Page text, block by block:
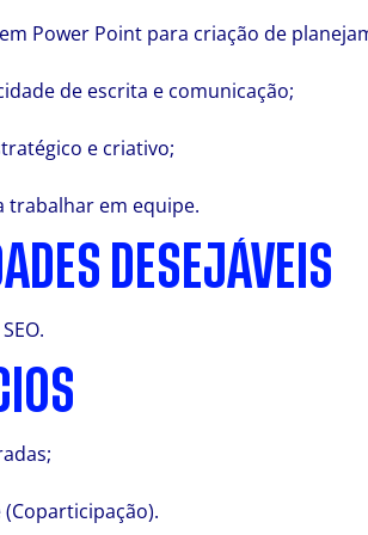
Power Point para criação de
de escrita e comunicação;
e criativo;
trabalhar em equipe.
DESEJÁVEIS
(Coparticipação).